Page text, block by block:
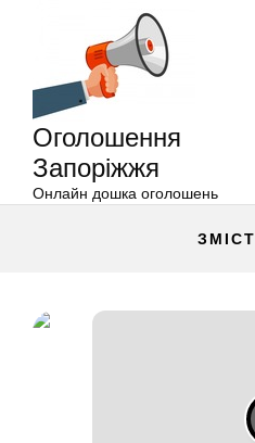
Оголошення
Запоріжжя
Онлайн дошка оголошень
ЗМІСТ